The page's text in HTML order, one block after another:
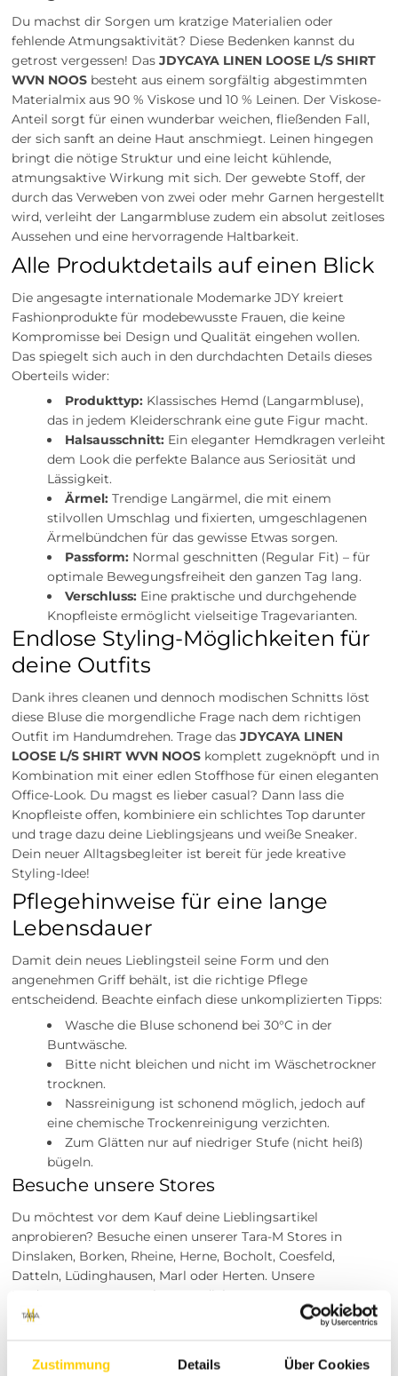
Zustimmung Details Über Cookies
Du machst dir Sorgen um kratzige Materialien oder
fehlende Atmungsaktivität? Diese Bedenken kannst du
getrost vergessen! DasJDYCAYA LINEN LOOSE L/S SHIRT
WVN NOOS besteht aus einem sorgfältig abgestimmten
Materialmix aus 90 % Viskose und 10 % Leinen. Der Viskose-
Anteil sorgt für einen wunderbar weichen, fließenden Fall,
der sich sanft an deine Haut anschmiegt. Leinen hingegen
bringt die nötige Struktur und eine leicht kühlende,
atmungsaktive Wirkung mit sich. Der gewebte Stoff, der
durch das Verweben von zwei oder mehr Garnen hergestellt
wird, verleiht der Langarmbluse zudem ein absolut zeitloses
Aussehen und eine hervorragende Haltbarkeit.
Alle Produktdetails auf einen Blick
Die angesagte internationale Modemarke JDY kreiert
Fashionprodukte für modebewusste Frauen, die keine
Kompromisse bei Design und Qualität eingehen wollen.
Das spiegelt sich auch in den durchdachten Details dieses
Oberteils wider:
Produkttyp: Klassisches Hemd (Langarmbluse),
das in jedem Kleiderschrank eine gute Figur macht.
Halsausschnitt: Ein eleganter Hemdkragen verleiht
dem Look die perfekte Balance aus Seriosität und
Lässigkeit.
Ärmel: Trendige Langärmel, die mit einem
stilvollen Umschlag und fixierten, umgeschlagenen
Ärmelbündchen für das gewisse Etwas sorgen.
Passform: Normal geschnitten (Regular Fit) – für
optimale Bewegungsfreiheit den ganzen Tag lang.
Verschluss: Eine praktische und durchgehende
Knopfleiste ermöglicht vielseitige Tragevarianten.
Endlose Styling-Möglichkeiten für
deine Outfits
Dank ihres cleanen und dennoch modischen Schnitts löst
diese Bluse die morgendliche Frage nach dem richtigen
Outfit im Handumdrehen. Trage dasJDYCAYA LINEN
LOOSE L/S SHIRT WVN NOOS komplett zugeknöpft und in
Kombination mit einer edlen Stoffhose für einen eleganten
Office-Look. Du magst es lieber casual? Dann lass die
Knopfleiste offen, kombiniere ein schlichtes Top darunter
und trage dazu deine Lieblingsjeans und weiße Sneaker.
Dein neuer Alltagsbegleiter ist bereit für jede kreative
Styling-Idee!
Pflegehinweise für eine lange
Lebensdauer
Damit dein neues Lieblingsteil seine Form und den
angenehmen Griff behält, ist die richtige Pflege
entscheidend. Beachte einfach diese unkomplizierten Tipps:
Wasche die Bluse schonend bei 30°C in der
Buntwäsche.
Bitte nicht bleichen und nicht im Wäschetrockner
trocknen.
Nassreinigung ist schonend möglich, jedoch auf
eine chemische Trockenreinigung verzichten.
Zum Glätten nur auf niedriger Stufe (nicht heiß)
bügeln.
Besuche unsere Stores
Du möchtest vor dem Kauf deine Lieblingsartikel
anprobieren? Besuche einen unserer Tara-M Stores in
Dinslaken, Borken, Rheine, Herne, Bocholt, Coesfeld,
Datteln, Lüdinghausen, Marl oder Herten. Unsere
Modeexperten vor Ort beraten dich gerne!
Entdecke die Fashion-Welt von